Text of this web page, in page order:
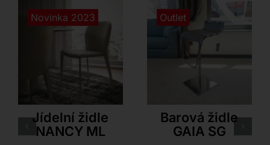
Novinka 2023
Jídelní židle
NANCY ML
Outlet
Barová židle
GAIA SG